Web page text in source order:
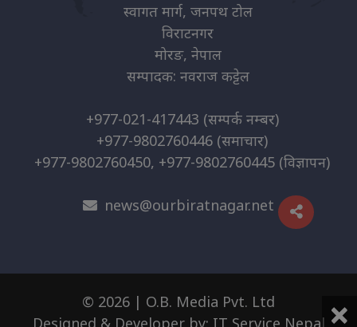
स्वागत मार्ग, जनपथ टोल
विराटनगर
मोरङ, नेपाल
सम्पादक: नवराज कट्टेल
+977-021-417443 (सम्पर्क नम्बर)
+977-9802760446 (समाचार)
+977-9802760450, +977-9802760445 (विज्ञापन)
news@ourbiratnagar.net
© 2026 | O.B. Media Pvt. Ltd
Designed & Developer by: IT Service Nepal ×